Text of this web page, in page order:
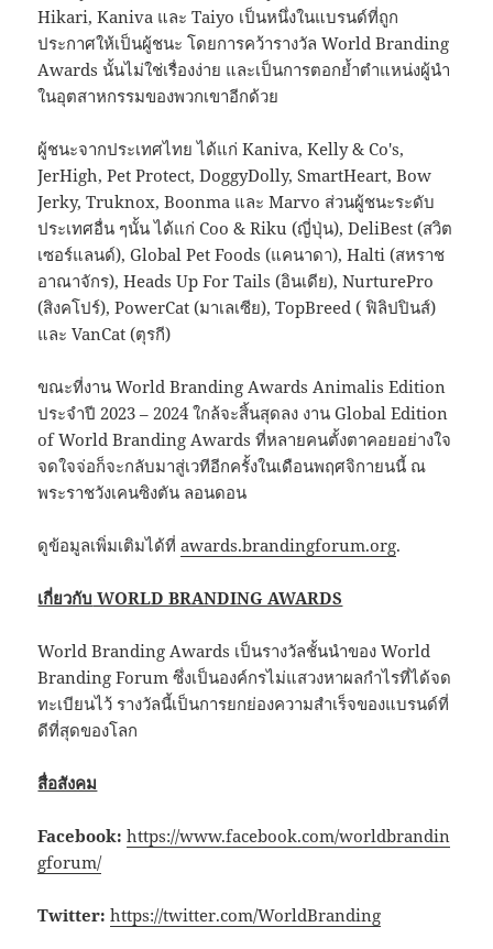
Hikari, Kaniva และ Taiyo เป็นหนึ่งในแบรนด์ที่ถูก
ประกาศให้เป็นผู้ชนะ โดยการคว้ารางวัล World Branding
Awards นั้นไม่ใช่เรื่องง่าย และเป็นการตอกย้ำตำแหน่งผู้นำ
ในอุตสาหกรรมของพวกเขาอีกด้วย
ผู้ชนะจากประเทศไทย ได้แก่ Kaniva, Kelly & Co's,
JerHigh, Pet Protect, DoggyDolly, SmartHeart, Bow
Jerky, Truknox, Boonma และ Marvo ส่วนผู้ชนะระดับ
ประเทศอื่น ๆนั้น ได้แก่ Coo & Riku (ญี่ปุ่น), DeliBest (สวิต
เซอร์แลนด์), Global Pet Foods (แคนาดา), Halti (สหราช
อาณาจักร), Heads Up For Tails (อินเดีย), NurturePro
(สิงคโปร์), PowerCat (มาเลเซีย), TopBreed ( ฟิลิปปินส์)
และ VanCat (ตุรกี)
ขณะที่งาน World Branding Awards Animalis Edition
ประจำปี 2023 – 2024 ใกล้จะสิ้นสุดลง งาน Global Edition
of World Branding Awards ที่หลายคนตั้งตาคอยอย่างใจ
จดใจจ่อก็จะกลับมาสู่เวทีอีกครั้งในเดือนพฤศจิกายนนี้ ณ
พระราชวังเคนซิงตัน ลอนดอน
ดูข้อมูลเพิ่มเติมได้ที่awards.brandingforum.org.
เกี่ยวกับ WORLD BRANDING AWARDS
World Branding Awards เป็นรางวัลชั้นนำของ World
Branding Forum ซึ่งเป็นองค์กรไม่แสวงหาผลกำไรที่ได้จด
ทะเบียนไว้ รางวัลนี้เป็นการยกย่องความสำเร็จของแบรนด์ที่
ดีที่สุดของโลก
สื่อสังคม
Facebook: https://www.facebook.com/worldbrandin
gforum/
Twitter: https://twitter.com/WorldBranding